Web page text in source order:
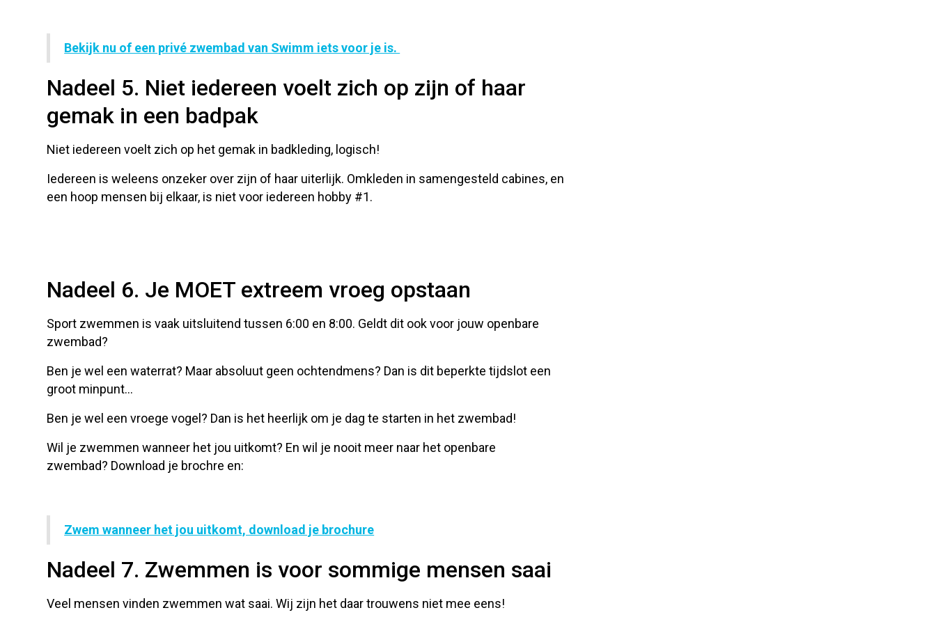
Bekijk nu of een privé zwembad van Swimm iets voor je is.
Nadeel 5. Niet iedereen voelt zich op zijn of haar
gemak in een badpak
Niet iedereen voelt zich op het gemak in badkleding, logisch!
Iedereen is weleens onzeker over zijn of haar uiterlijk. Omkleden in samengesteld cabines, en
een hoop mensen bij elkaar, is niet voor iedereen hobby #1.
Nadeel 6. Je MOET extreem vroeg opstaan
Sport zwemmen is vaak uitsluitend tussen 6:00 en 8:00. Geldt dit ook voor jouw openbare
zwembad?
Ben je wel een waterrat? Maar absoluut geen ochtendmens? Dan is dit beperkte tijdslot een
groot minpunt…
Ben je wel een vroege vogel? Dan is het heerlijk om je dag te starten in het zwembad!
Wil je zwemmen wanneer het jou uitkomt? En wil je nooit meer naar het openbare
zwembad? Download je brochre en:
Zwem wanneer het jou uitkomt, download je brochure
Nadeel 7. Zwemmen is voor sommige mensen saai
Veel mensen vinden zwemmen wat saai. Wij zijn het daar trouwens niet mee eens!